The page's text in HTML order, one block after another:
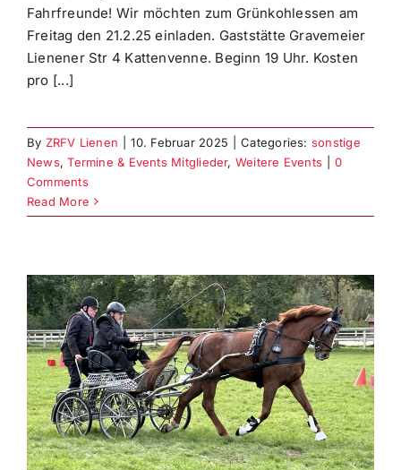
Fahrfreunde! Wir möchten zum Grünkohlessen am
Freitag den 21.2.25 einladen. Gaststätte Gravemeier
Lienener Str 4 Kattenvenne. Beginn 19 Uhr. Kosten
pro [...]
By ZRFV Lienen 10. Februar 2025 Categories: sonstige
News,Termine & Events Mitglieder, Weitere Events
0
Comments
Read More